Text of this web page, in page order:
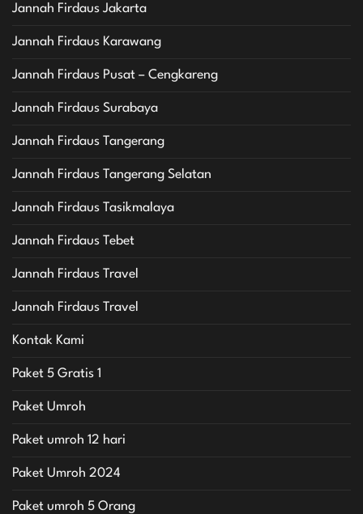
Jannah Firdaus Jakarta
Jannah Firdaus Karawang
Jannah Firdaus Pusat – Cengkareng
Jannah Firdaus Surabaya
Jannah Firdaus Tangerang
Jannah Firdaus Tangerang Selatan
Jannah Firdaus Tasikmalaya
Jannah Firdaus Tebet
Jannah Firdaus Travel
Jannah Firdaus Travel
Kontak Kami
Paket 5 Gratis 1
Paket Umroh
Paket umroh 12 hari
Paket Umroh 2024
Paket umroh 5 Orang